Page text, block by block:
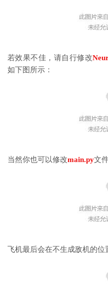
若效果不佳，请自行修改
如下图所示：
当然你也可以修改main.py文
飞机最后会在不生成敌机的位